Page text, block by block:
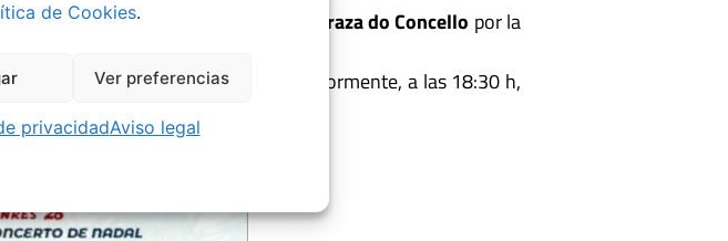
de Cookies.
Ver preferencias
privacidadAviso legal
por la mañana (10:30 a 13:30 h) y la Praza do Concello por la
de Reis 2026 a las 17:00 h
. Posteriormente, a las 18:30 h,
Oriente
2025